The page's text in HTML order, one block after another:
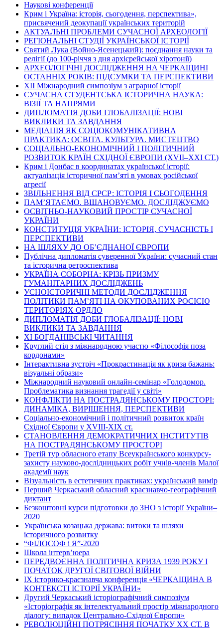
Наукові конференції
Крим і Україна: історія, сьогодення, перспектива»,
присвячений деокупації українських територій
АКТУАЛЬНІ ПРОБЛЕМИ СУЧАСНОЇ АРХЕОЛОГІЇ
РЕГІОНАЛЬНІ СТУДІЇ УКРАЇНСЬКОЇ ІСТОРІЇ
Святий Лука (Войно-Ясенецький): поєднання науки та
релігії (до 100-річчя з дня архієрейської хіротонії)
АРХЕОЛОГІЧНІ ДОСЛІДЖЕННЯ НА ЧЕРКАЩИНІ
ОСТАННІХ РОКІВ: ПІДСУМКИ ТА ПЕРСПЕКТИВИ
ХІІ Міжнародний симпозіум з аграрної історії
СУЧАСНА СТУДЕНТСЬКА ІСТОРИЧНА НАУКА:
ВІЗІЇ ТА НАПРЯМИ
ДИПЛОМАТІЯ ДОБИ ГЛОБАЛІЗАЦІЇ: НОВІ
ВИКЛИКИ ТА ЗАВДАННЯ
МЕДІАЦІЯ ЯК СОЦІОКОМУНІКАТИВНА
ПРАКТИКА: ОСВІТА. КУЛЬТУРА. МИСТЕЦТВО
СОЦІАЛЬНО-ЕКОНОМІЧНИЙ І ПОЛІТИЧНИЙ
РОЗВИТОК КРАЇН СХІДНОЇ ЄВРОПИ (ХVІІ–ХХІ СТ.)
Крим і Донбас в координатах української історії:
актуалізація історичної пам’яті в умовах російської
агресії
ЗВІЛЬНЕННЯ ВІД СРСР: ІСТОРІЯ І СЬОГОДЕННЯ
ПАМ’ЯТАЄМО. ВШАНОВУЄМО. ДОСЛІДЖУЄМО
ОСВІТНЬО-НАУКОВИЙ ПРОСТІР СУЧАСНОЇ
УКРАЇНИ
КОНСТИТУЦІЯ УКРАЇНИ: ІСТОРІЯ, СУЧАСНІСТЬ І
ПЕРСПЕКТИВИ
НА ШЛЯХУ ДО ОБ’ЄДНАНОЇ ЄВРОПИ
Публічна дипломатія суверенної України: сучасний стан
та історична ретроспектива
УКРАЇНА СОБОРНА: КРІЗЬ ПРИЗМУ
ГУМАНІТАРНИХ ДОСЛІДЖЕНЬ
УСНОІСТОРИЧНІ МЕТОДИ ДОСЛІДЖЕННЯ
ПОЛІТИКИ ПАМ’ЯТІ НА ОКУПОВАНИХ РОСІЄЮ
ТЕРИТОРІЯХ ОРДЛО
ДИПЛОМАТІЯ ДОБИ ГЛОБАЛІЗАЦІЇ: НОВІ
ВИКЛИКИ ТА ЗАВДАННЯ
ХІ БОГДАНІВСЬКІ ЧИТАННЯ
Круглий стіл з міжнародною участю «Філософія поза
кордонами»
Інтерактивна зустріч «Прокрастинація як криза бажань:
візуальні образи»
Міжнародний науковий онлайн-семінар «Голодомор.
Проблематика визнання трагедії у світі»
КОНФЛІКТИ НА ПОСТРАДЯНСЬКОМУ ПРОСТОРІ:
ДИНАМІКА, ВИРІШЕННЯ, ПЕРСПЕКТИВИ
Соціально-економічний і політичний розвиток країн
Східної Європи у ХVІІІ-ХІХ ст.
СТАНОВЛЕННЯ ДЕМОКРАТИЧНИХ ІНСТИТУТІВ
НА ПОСТРАДЯНСЬКОМУ ПРОСТОРІ
Третій тур обласного етапу Всеукраїнського конкурсу-
захисту науково-дослідницьких робіт учнів-членів Малої
академії наук
Візуальність в естетичних практиках: український вимір
Перший Черкаський обласний краєзнавчо-географічний
диктант
Безкоштовні курси підготовки до ЗНО з історії України–
2020
Українська козацька держава: витоки та шляхи
історичного розвитку
“ФІЛОСОФ і Я”-2020
Школа інтерв’юера
ПЕРЕДВОЄННА ПОЛІТИЧНА КРИЗА 1939 РОКУ І
ПОЧАТОК ДРУГОЇ СВІТОВОЇ ВІЙНИ
ІХ історико-краєзнавча конференція «ЧЕРКАЩИНА В
КОНТЕКСТІ ІСТОРІЇ УКРАЇНИ»
Другий Черкаський історіографічний симпозіум
«Історіографія як інтелектуальний простір міжнародного
діалогу: випадок Центрально-Східної Європи»
РЕВОЛЮЦІЙНІ ПОТРЯСІННЯ ПОЧАТКУ ХХ СТ. В